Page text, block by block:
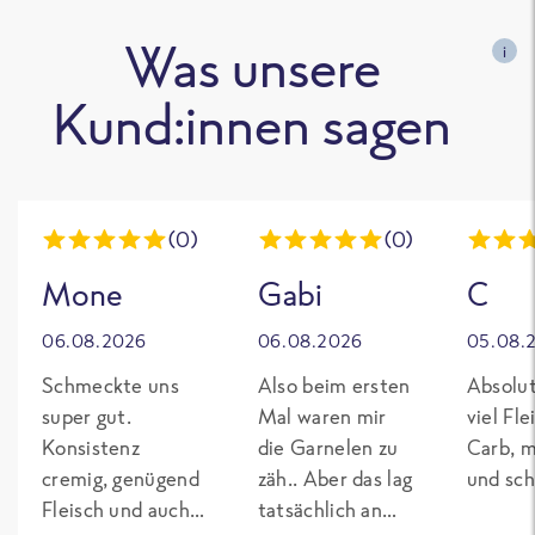
Was unsere
Kund:innen sagen
i
(0)
Mone
06.08.2026
Schmeckte uns
super gut.
Konsistenz
cremig, genügend
Fleisch und auch
(0)
Gabi
06.08.2026
Also beim ersten
Mal waren mir
die Garnelen zu
zäh.. Aber das lag
tatsächlich an
C
viel
Carb,
und